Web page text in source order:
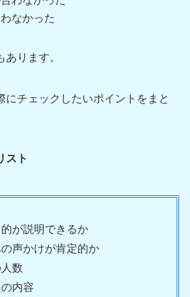
なかった
あります。
にチェックしたいポイントをまと
スト
が説明できるか
声かけが肯定的か
数
内容